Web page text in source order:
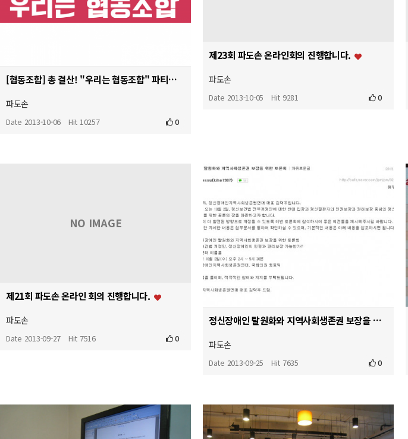
[협동조합] 총 결산! "우리는 협동조합" 파티에 초대합니다.
파도손
Date 2013-10-06 Hit 10257 0
제23회 파도손 온라인회의 진행합니다.
파도손
Date 2013-10-05 Hit 9281 0
NO IMAGE
제21회 파도손 온라인 회의 진행합니다.
파도손
Date 2013-09-27 Hit 7516 0
정신장애인 탈원화와 지역사회생존권 보장을 위한 토론회
파도손
Date 2013-09-25 Hit 7635 0